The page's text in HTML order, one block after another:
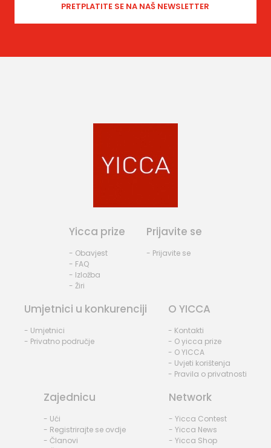
Yicca prize
- Obavjest
- FAQ
- Izložba
- Žiri
Prijavite se
- Prijavite se
Umjetnici u konkurenciji
- Umjetnici
- Privatno područje
O YICCA
- Kontakti
- O yicca prize
- O YICCA
- Uvjeti korištenja
- Pravila o privatnosti
Zajednicu
- Ući
- Registrirajte se ovdje
- Članovi
Network
- Yicca Contest
- Yicca News
- Yicca Shop